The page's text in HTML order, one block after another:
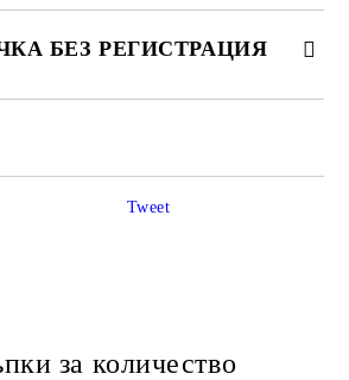
БЕЗ РЕГИСТРАЦИЯ
Tweet
за количество